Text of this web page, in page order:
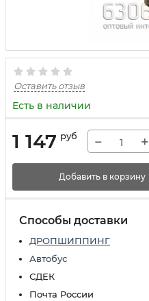
Оставить отзыв
Есть в наличии
1 147 руб − +
Добавить в корзину
Способы доставки
ДРОПШИППИНГ
Автобус
СДЕК
Почта России